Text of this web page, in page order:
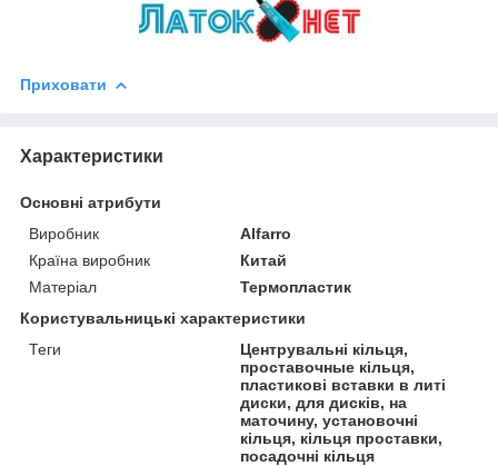
Приховати
Характеристики
Основні атрибути
Виробник
Alfarro
Країна виробник
Китай
Матеріал
Термопластик
Користувальницькі характеристики
Теги
Центрувальні кільця,
проставочные кільця,
пластикові вставки в литі
диски, для дисків, на
маточину, установочні
кільця, кільця проставки,
посадочні кільця